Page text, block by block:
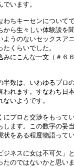
います。
ちキーセンについて
から生々しい体験談を
ようのないセックスア
くらいでした。
にこんな一文（＃６
数は、いわゆるプロ
れます。すなわち日
いようです。
プロと交渉をもって
します。この数字の妥
状をある程度物語って
ネスに女は不可欠」
たのではないかと思い